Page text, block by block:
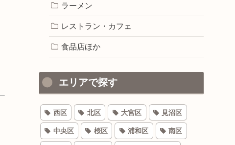
ラーメン
レストラン・カフェ
食品店ほか
エリアで探す
西区 北区 大宮区 見沼区
中央区 桜区 浦和区 南区